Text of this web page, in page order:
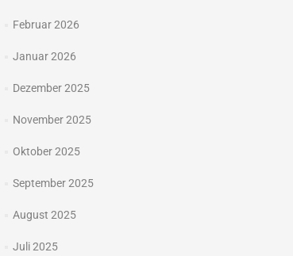
Februar 2026
Januar 2026
Dezember 2025
November 2025
Oktober 2025
September 2025
August 2025
Juli 2025